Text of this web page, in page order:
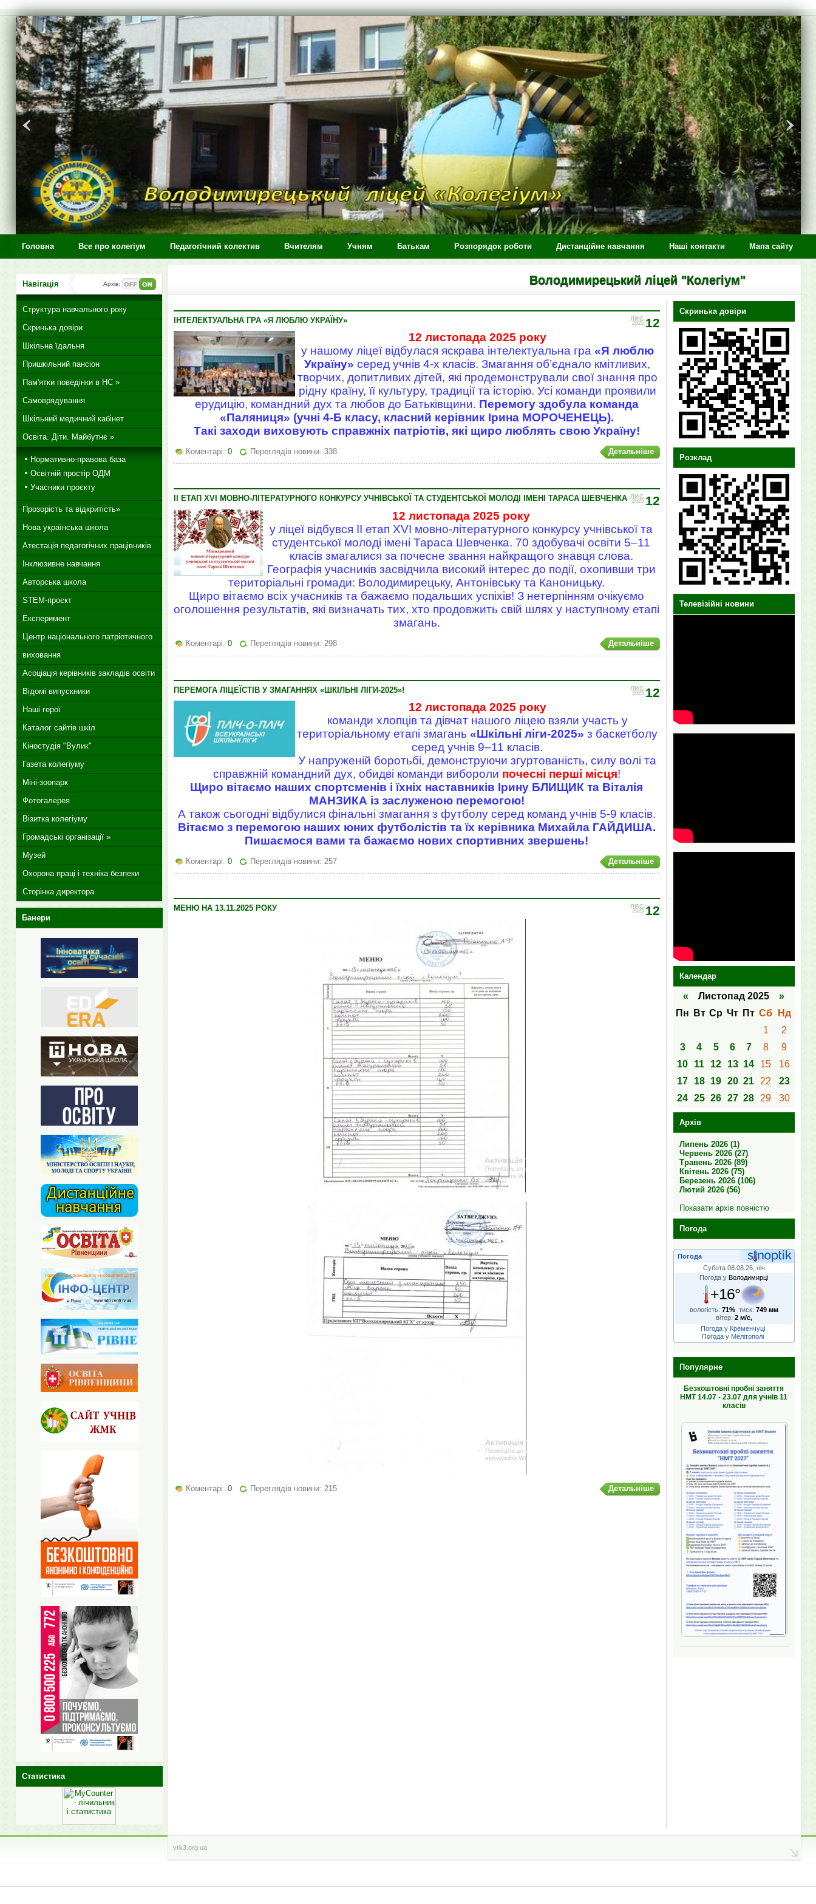
>
Головна Все про колегіум Педагогічний колектив Вчителям Учням Батькам Розпорядок роботи Дистанційне навчання Наші контакти Мапа сайту
Володимирецький ліцей "Колегіум"
12
ЛИС
2025
ІНТЕЛЕКТУАЛЬНА ГРА «Я ЛЮБЛЮ УКРАЇНУ»
12 листопада 2025 року
у нашому ліцеї відбулася яскрава інтелектуальна гра «Я люблю
Україну» серед учнів 4-х класів. Змагання об’єднало кмітливих,
творчих, допитливих дітей, які продемонстрували свої знання про
рідну країну, її культуру, традиції та історію. Усі команди проявили
ерудицію, командний дух та любов до Батьківщини. Перемогу здобула команда
«Паляниця» (учні 4-Б класу, класний керівник Ірина МОРОЧЕНЕЦЬ).
Такі заходи виховують справжніх патріотів, які щиро люблять свою Україну!
Детальніше
Коментарі: 0 Переглядів новини: 338
12
ЛИС
2025
ІІ ЕТАП XVI МОВНО-ЛІТЕРАТУРНОГО КОНКУРСУ УЧНІВСЬКОЇ ТА СТУДЕНТСЬКОЇ МОЛОДІ ІМЕНІ ТАРАСА ШЕВЧЕНКА
12 листопада 2025 року
у ліцеї відбувся ІІ етап XVI мовно-літературного конкурсу учнівської та
студентської молоді імені Тараса Шевченка. 70 здобувачі освіти 5–11
класів змагалися за почесне звання найкращого знавця слова.
Географія учасників засвідчила високий інтерес до події, охопивши три
територіальні громади: Володимирецьку, Антонівську та Каноницьку.
Щиро вітаємо всіх учасників та бажаємо подальших успіхів! З нетерпінням очікуємо
оголошення результатів, які визначать тих, хто продовжить свій шлях у наступному етапі
змагань.
Детальніше
Коментарі: 0 Переглядів новини: 298
12
ЛИС
2025
ПЕРЕМОГА ЛІЦЕЇСТІВ У ЗМАГАННЯХ «ШКІЛЬНІ ЛІГИ-2025»!
12 листопада 2025 року
команди хлопців та дівчат нашого ліцею взяли участь у
територіальному етапі змагань «Шкільні ліги-2025» з баскетболу
серед учнів 9–11 класів.
У напруженій боротьбі, демонструючи згуртованість, силу волі та
справжній командний дух, обидві команди вибороли почесні перші місця!
Щиро вітаємо наших спортсменів і їхніх наставників Ірину БЛИЩИК та Віталія
МАНЗИКА із заслуженою перемогою!
А також сьогодні відбулися фінальні змагання з футболу серед команд учнів 5-9 класів.
Вітаємо з перемогою наших юних футболістів та їх керівника Михайла ГАЙДИША.
Пишаємося вами та бажаємо нових спортивних звершень!
Детальніше
Коментарі: 0 Переглядів новини: 257
12
ЛИС
2025
МЕНЮ НА 13.11.2025 РОКУ
Детальніше
Коментарі: 0 Переглядів новини: 215
Скринька довіри
Розклад
Телевізійні новини
Календар
« Листопад 2025 »
Пн
Вт Ср Чт Пт Сб
Нд
1
2
3
4 5 6 7 8
9
10
11 12 13 14 15
16
17
18 19 20 21 22
23
24 25 26 27 28 29 30
Архів
Липень 2026 (1)
Червень 2026 (27)
Травень 2026 (89)
Квітень 2026 (75)
Березень 2026 (106)
Лютий 2026 (56)
Показати архів повністю
Погода
Погода
Субота 08.08.26, ніч
Погода у Володимирці
+16°
вологість: 71% тиск: 749 мм
вітер: 2 м/с,
Погода у Кременчуці
Погода у Мелітополі
Популярне
Безкоштовні пробні заняття
НМТ 14.07 - 23.07 для учнів 11
класів
Навігація Архів:
Структура навчального року
Скринька довіри
Шкільна їдальня
Пришкільний пансіон
Пам'ятки поведінки в НС »
Самоврядування
Шкільний медичний кабінет
Освіта. Діти. Майбутнє »
Нормативно-правова база
Освітній простір ОДМ
Учасники проєкту
Прозорість та відкритість»
Нова українська школа
Атестація педагогічних працівників
Інклюзивне навчання
Авторська школа
STEM-проєкт
Експеримент
Центр національного патріотичного
виховання
Асоціація керівників закладів освіти
Відомі випускники
Наші герої
Каталог сайтів шкіл
Кіностудія "Вулик"
Газета колегіуму
Міні-зоопарк
Фотогалерея
Візитка колегіуму
Громадські організації »
Музей
Охорона праці і техніка безпеки
Сторінка директора
Банери
Статистика
vrk3.org.ua